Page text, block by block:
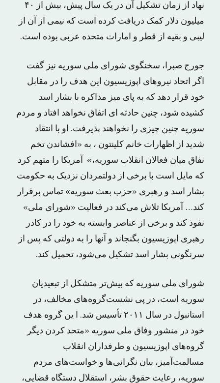
نهاد از زمان تشکیل آن در یک سال پیش، بیش از ۴۰
میلیون دلار کمک دریافت کرده است که نیمی از آن از
لیبی و بقیه از قطر و امارات متحده عربی بوده است.
جورج صبرا، سخنگوی شورای ملی سوریه نیز گفت
اگر اتحاد نیروهای اپوزیسیون این هدف را در مقابل
خود قرار دهد که به پای میز مذاکره با بشار اسد
کشیده شود، چنین حادثه ای اتفاق نخواهد افتاد و مردم
سوریه چنین چیزی را نخواهند پذیرفت. او با انتقاد
شدید از اظهارات خانم کلینتون ، به «افشاندن تخم
نفاق میان فعالان انقلاب سوریه،» آمریکا را متهم کرد
که مایل است با برخی از دولتمردان نزدیک به حکومت
بشار اسد و رهبری «حزب بعث سوریه» تماس برقرار
کند… آمریکا تلاش می‌کند در فعالیت «شورای ملی»
نفوذ کند و برخی از عناصر وابسته به خود را در کادر
رهبری اپوزیسیون بگنجاند و آنها را به دولتی که پس از
سرنگونی بشار اسد تشکیل می‌شود، تحمیل کند.
شورای ملی سوریه که بیش‌تر متشکل از تبعیدیان
سوریه است، در پی نشست‌گروه‌های مخالف، در
استانبول در سال ۲۰۱۱ تأسیس شد. ا ین گروه هدف
خود در منشور وفاق ملی سوریه «متحد کردن دیگر
گروه‌های اپوزیسیون و طرفداران انقلاب
مسالمت‌آمیز، بیان نگرانی‌ها و خواست‌های مردم
سوریه، رعایت حقوق بشر، استقلال دستگاه قضایی،